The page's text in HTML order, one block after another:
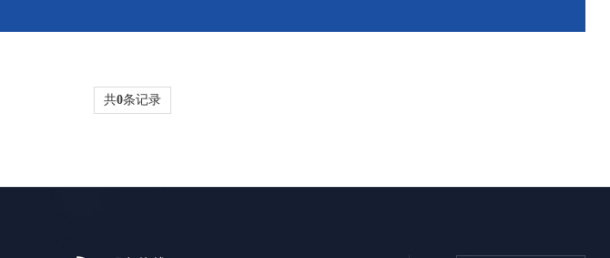
共0条记录